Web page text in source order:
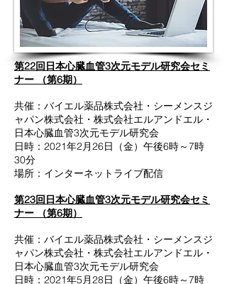
第22回日本心臓血管3次元モデル研究会セミ
ナー
（第6期）
共催：バイエル薬品株式会社・シーメンスジ
ャパン株式会社・株式会社エルアンドエル・
日本心臓血管3次元モデル研究会
日時：2021年2月26日（金）午後6時～7時
30分
場所：インターネットライブ配信
第23回日本心臓血管3次元モデル研究会セミ
ナー
（第6期）
共催：バイエル薬品株式会社・シーメンスジ
ャパン株式会社・株式会社エルアンドエル・
日本心臓血管3次元モデル研究会
日時：2021年5月28日（金）午後6時～7時